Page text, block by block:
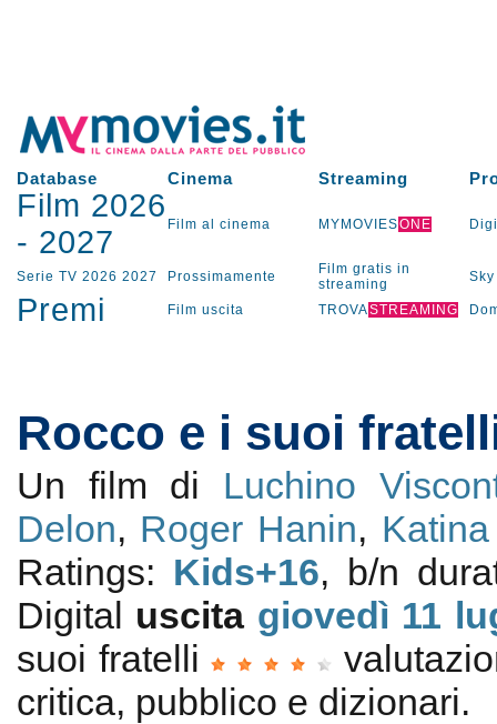
Database Cinema Streaming
Film 2026
- 2027 Film al cinema MYMOVIESONE
Serie TV 2026 2027 Prossimamente
Film gratis in
streaming
Sky
Premi Film uscita TROVASTREAMING
Rocco e i suoi
Un film di Luchino
Delon, Roger Hanin,
Ratings: Kids+16, b/n
Digital uscita giovedì 11
suoi fratelli
critica, pubblico e dizionari.